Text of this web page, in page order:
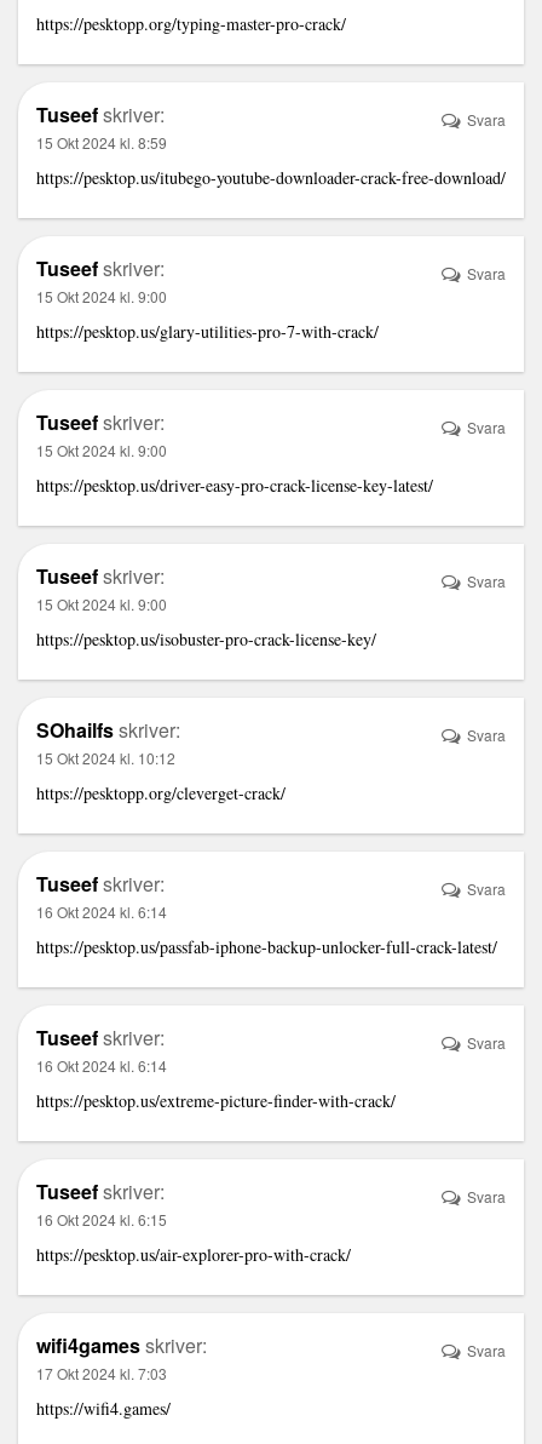
https://pesktopp.org/typing-master-pro-crack/
Tuseefskriver:
15 Okt 2024 kl. 8:59
https://pesktop.us/itubego-youtube-downloader-crack-free-download/
Svara
Tuseefskriver:
15 Okt 2024 kl. 9:00
https://pesktop.us/glary-utilities-pro-7-with-crack/
Svara
Tuseefskriver:
15 Okt 2024 kl. 9:00
https://pesktop.us/driver-easy-pro-crack-license-key-latest/
Svara
Tuseefskriver:
15 Okt 2024 kl. 9:00
https://pesktop.us/isobuster-pro-crack-license-key/
Svara
SOhailfsskriver:
15 Okt 2024 kl. 10:12
https://pesktopp.org/cleverget-crack/
Svara
Tuseefskriver:
16 Okt 2024 kl. 6:14
https://pesktop.us/passfab-iphone-backup-unlocker-full-crack-latest/
Svara
Tuseefskriver:
16 Okt 2024 kl. 6:14
https://pesktop.us/extreme-picture-finder-with-crack/
Svara
Tuseefskriver:
16 Okt 2024 kl. 6:15
https://pesktop.us/air-explorer-pro-with-crack/
Svara
wifi4gamesskriver:
17 Okt 2024 kl. 7:03
https://wifi4.games/
Svara